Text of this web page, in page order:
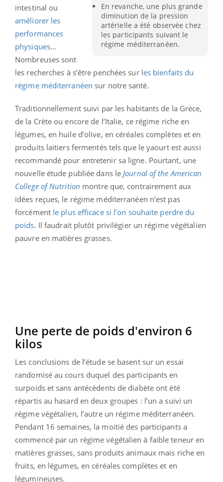
En revanche, une plus grande
diminution de la pression
artérielle a été observée chez
les participants suivant le
régime méditerranéen.
intestinal ou
améliorer les
performances
physiques…
Nombreuses sont
les recherches à s’être penchées sur les bienfaits du
régime méditerranéen sur notre santé.
Traditionnellement suivi par les habitants de la Grèce,
de la Crète ou encore de l’Italie, ce régime riche en
légumes, en huile d’olive, en céréales complètes et en
produits laitiers fermentés tels que le yaourt est aussi
recommandé pour entretenir sa ligne. Pourtant, une
nouvelle étude publiée dans le Journal of the American
College of Nutrition montre que, contrairement aux
idées reçues, le régime méditerranéen n’est pas
forcément le plus efficace si l’on souhaite perdre du
poids. Il faudrait plutôt privilégier un régime végétalien
pauvre en matières grasses.
Une perte de poids d'environ 6
kilos
Les conclusions de l’étude se basent sur un essai
randomisé au cours duquel des participants en
surpoids et sans antécédents de diabète ont été
répartis au hasard en deux groupes : l’un a suivi un
régime végétalien, l’autre un régime méditerranéen.
Pendant 16 semaines, la moitié des participants a
commencé par un régime végétalien à faible teneur en
matières grasses, sans produits animaux mais riche en
fruits, en légumes, en céréales complètes et en
légumineuses.